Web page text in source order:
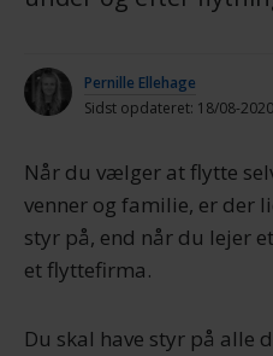
Pernille Ellehage
Sidst opdateret: 18/08-2020
Når du vælger at flytte
venner og familie, er der
styr på, end når du lejer
et flyttefirma.
Du skal have styr på alle